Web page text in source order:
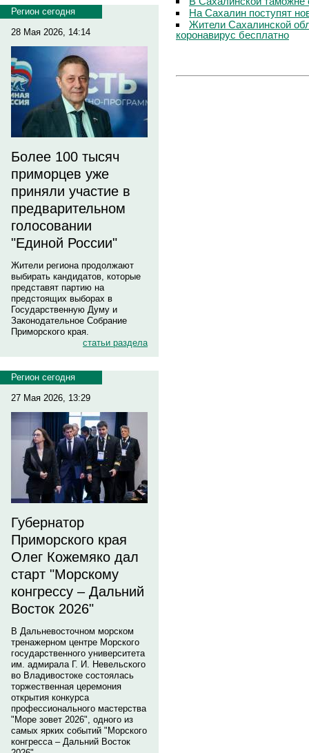
Регион сегодня
28 Мая 2026, 14:14
Более 100 тысяч
приморцев уже
приняли участие в
предварительном
голосовании
"Единой России"
Жители региона продолжают
выбирать кандидатов, которые
представят партию на
предстоящих выборах в
Государственную Думу и
Законодательное Собрание
Приморского края.
статьи раздела
Регион сегодня
27 Мая 2026, 13:29
Губернатор
Приморского края
Олег Кожемяко дал
старт "Морскому
конгрессу – Дальний
Восток 2026"
В Дальневосточном морском
тренажерном центре Морского
государственного университета
им. адмирала Г. И. Невельского
во Владивостоке состоялась
торжественная церемония
открытия конкурса
профессионального мастерства
"Море зовет 2026", одного из
самых ярких событий "Морского
конгресса – Дальний Восток
На Сахалин поступят
Жители Сахалинской
коронавирус бесплатно